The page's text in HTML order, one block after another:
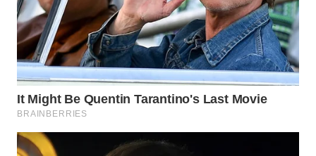
WN
BINJAI
WN
CIREBON
INDRAMAYU